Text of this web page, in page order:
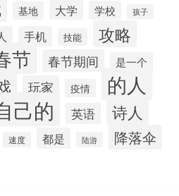
基地 大学 学校 孩子
手机 技能 攻略
节 春节期间 是一个
玩家 疫情 的人
己的 英语 诗人
速度 都是 陆游 降落伞